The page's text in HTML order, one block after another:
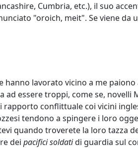
Cumbria, etc.), il suo
"oroich, meit". Se viene da
lavorato vicino a me paiono
essere troppi, come se, novelli
rapporto conflittuale coi vicini
tendono a spingere i loro
quando troverete la loro tazza
dei pacifici soldatidi guardia sul